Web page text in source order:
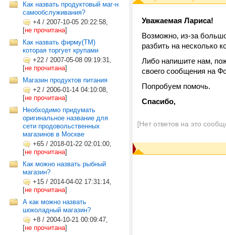
Как назвать продуктовый маг-н
самообслуживания?
+4 / 2007-10-05 20:22:58,
[не прочитана]
Как назвать фирму(ТМ)
которая торгует крупами
+22 / 2007-05-08 09:19:31,
[не прочитана]
Магазин продуктов питания
+2 / 2006-01-14 04:10:08,
[не прочитана]
Необходимо придумать
оригинальное название для
сети продовольственных
магазинов в Москве
+65 / 2018-01-22 02:01:00,
[не прочитана]
Как можно назвать рыбный
магазин?
+15 / 2014-04-02 17:31:14,
[не прочитана]
А как можно назвать
шоколадный магазин?
+8 / 2004-10-21 00:09:47,
[не прочитана]
Уважаемая Лариса!
Возможно, из-за
разбить на несколько
Либо напишите нам,
своего сообщения на
Попробуем помочь.
Спасибо,
[Нет ответов на это